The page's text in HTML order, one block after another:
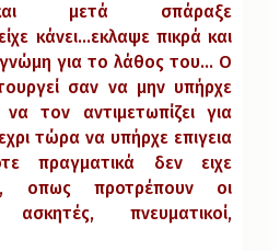
μετά σπάραξε
κάνει…εκλαψε πικρά και
για το λάθος του… Ο
σαν να μην υπήρχε
τον αντιμετωπίζει για
τώρα να υπήρχε επιγεια
πραγματικά δεν ειχε
οπως προτρέπουν οι
πνευματικοί,